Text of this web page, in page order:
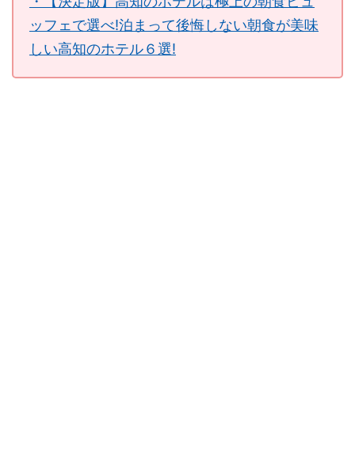
ッフェで選べ!泊まって後悔しない朝食が美味
しい高知のホテル６選!